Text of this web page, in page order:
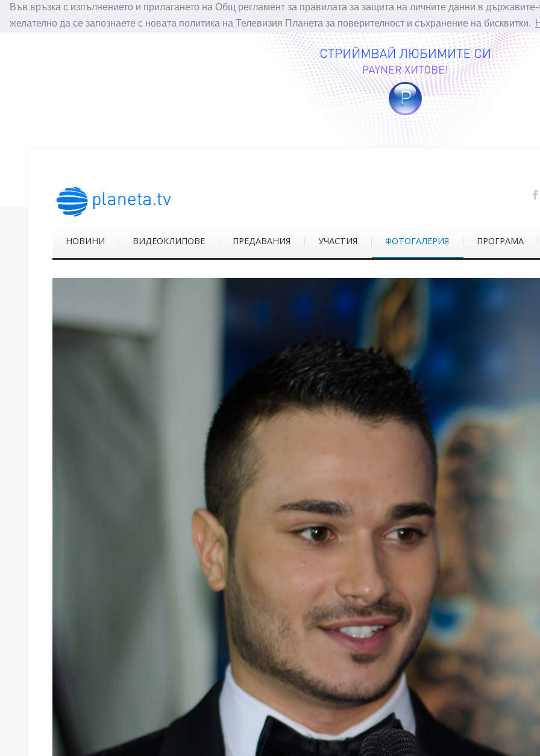
Във връзка с изпълнението и прилагането на Общ регламент за правилата за защита на личните данни в
желателно да се запознаете с новата политика на Телевизия Планета за поверителност и съхранение на бисквитки.
НОВИНИ ВИДЕОКЛИПОВЕ ПРЕДАВАНИЯ УЧАСТИЯ ФОТОГАЛЕРИЯ ПРОГРАМА